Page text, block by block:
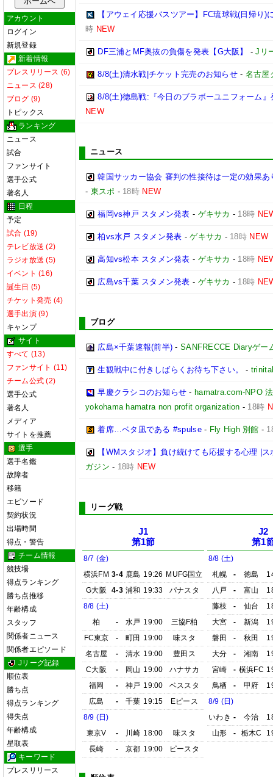
アカウント
ログイン
新規登録
新着情報
プレスリリース (6)
ニュース (28)
ブログ (9)
トピックス
ランキング
ニュース
試合
ファンサイト
選手公式
著名人
日程
予定
試合 (19)
テレビ放送 (2)
ラジオ放送 (5)
イベント (16)
誕生日 (5)
チケット発売 (4)
選手出演 (9)
キャンプ
サイト
すべて (13)
ファンサイト (11)
チーム公式 (2)
選手公式
著名人
メディア
サイトを推薦
選手
選手名鑑
故障者
移籍
エピソード
契約状況
出場時間
得点・警告
チーム情報
競技場
得点ランキング
勝ち点推移
年齢構成
スタッフ
関係者ニュース
関係者エピソード
Jリーグ記録
順位表
勝ち点
得点ランキング
得失点
年齢構成
星取表
キーワード
プレスリリース
【アウェイ応援バスツアー】FC琉球戦(日帰り)
時 NEW
DF三浦とMF奥抜の負傷を発表【G大阪】 -Jリ
8/8(土)清水戦|チケット完売のお知らせ- 名古屋
8/8(土)徳島戦:『今日のブラボーユニフォーム
NEW
ニュース
韓国サッカー協会 審判の性接待は一定の効果
- 東スポ - 18時 NEW
福岡vs神戸 スタメン発表 - ゲキサカ - 18時
柏vs水戸 スタメン発表 -ゲキサカ - 18時 NEW
高知vs松本 スタメン発表 - ゲキサカ - 18時
広島vs千葉 スタメン発表 - ゲキサカ - 18時
ブログ
広島×千葉速報(前半) -SANFRECCE Diaryゲー
生観戦中に付きしばらくお待ち下さい。 -
早慶クラシコのお知らせ - hamatra.com-NPO
yokohama hamatra non profit organization - 18時
着席…ベタ凪である #spulse- Fly High 別館 -
【WMスタジオ】負け続けても応援する心理 |
ガジン - 18時 NEW
リーグ戦
J1
第1節
8/7 (金)
横浜FM 3-4 鹿島 19:26 MUFG国立
G大阪
4-3 浦和 19:33
パナスタ
8/8 (土)
柏
- 水戸 19:00
三協F柏
FC東京
- 町田 19:00
味スタ
名古屋
- 清水 19:00
豊田ス
C大阪
- 岡山 19:00
ハナサカ
福岡
- 神戸 19:00
ベススタ
広島
- 千葉 19:15
Eピース
8/9 (日)
東京V
- 川崎 18:00
味スタ
長崎
- 京都 19:00 ピースタ
J2
第1
8/8 (土)
札幌
- 徳島
八戸
- 富山
藤枝
- 仙台
大宮
- 新潟
磐田
- 秋田
大分
- 湘南
宮崎
- 横浜FC
鳥栖
- 甲府
8/9 (日)
いわき - 今治
山形
- 栃木C